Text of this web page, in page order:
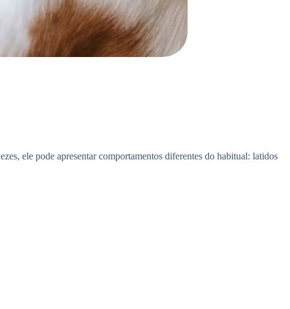
ele pode apresentar comportamentos diferentes do habitual: latidos